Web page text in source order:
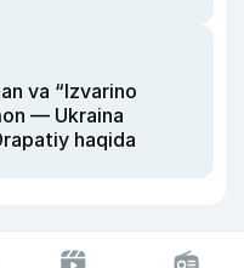
va “Izvarino
— Ukraina
haqida